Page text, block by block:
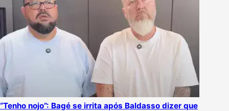
“Tenho nojo”: Bagé se irrita após Baldasso dizer que